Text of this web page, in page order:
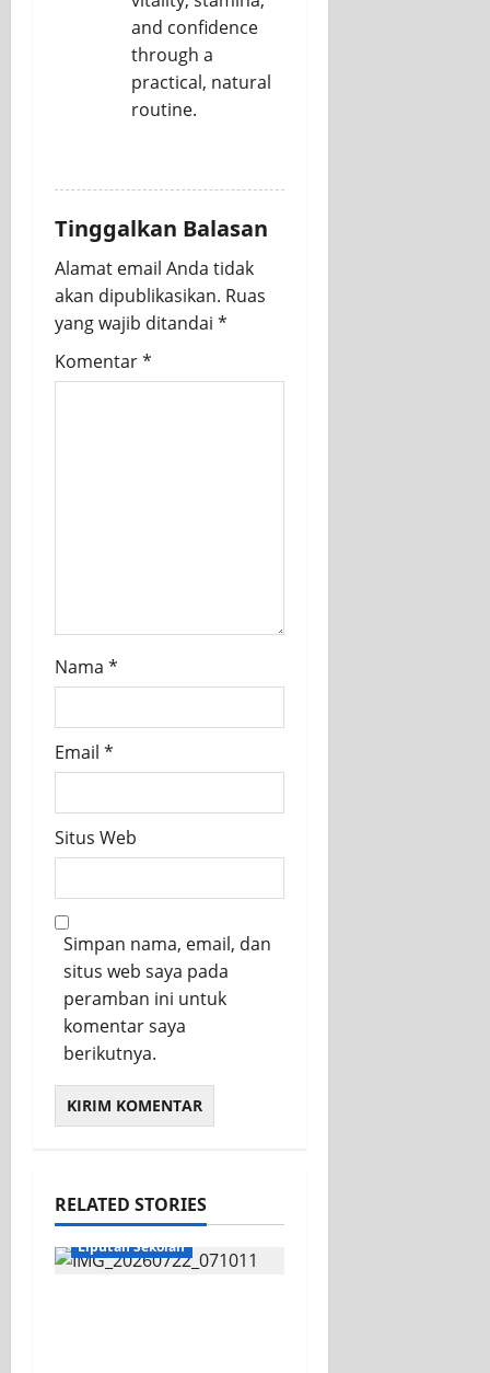
and confidence
through a
practical, natural
routine.
Tinggalkan Balasan
Alamat email Anda tidak
akan dipublikasikan. Ruas
yang wajib ditandai *
Komentar*
Nama *
Email *
Situs Web
Simpan nama, email, dan
situs web saya pada
peramban ini untuk
komentar saya
berikutnya.
RELATED STORIES
KEGIATAN OSIS
Liputan Sekolah